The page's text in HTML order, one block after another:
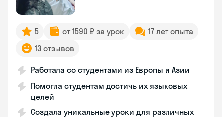
5 от 1590 ₽ за урок
17 лет опыта
13 отзывов
Работала со студентами из Европы и Азии
Помогла студентам достичь их языковых
целей
Создала уникальные уроки для различных